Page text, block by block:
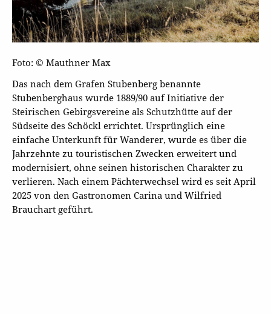
Foto: © Mauthner Max
Das nach dem Grafen Stubenberg benannte
Stubenberghaus wurde 1889/90 auf Initiative der
Steirischen Gebirgsvereine als Schutzhütte auf der
Südseite des Schöckl errichtet. Ursprünglich eine
einfache Unterkunft für Wanderer, wurde es über die
Jahrzehnte zu touristischen Zwecken erweitert und
modernisiert, ohne seinen historischen Charakter zu
verlieren. Nach einem Pächterwechsel wird es seit April
2025 von den Gastronomen Carina und Wilfried
Brauchart geführt.